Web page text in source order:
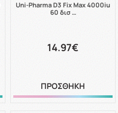
Uni-Pharma D3 Fix Max 4000iu
60 δισ …
14.97€
ΠΡΟΣΘΗΚΗ